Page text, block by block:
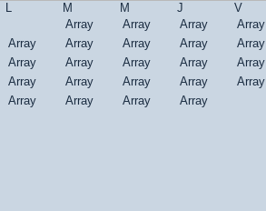
L
M M J V
Array
Array Array Array
Array
Array Array Array Array
Array
Array Array Array Array
Array
Array Array Array Array
Array
Array Array Array